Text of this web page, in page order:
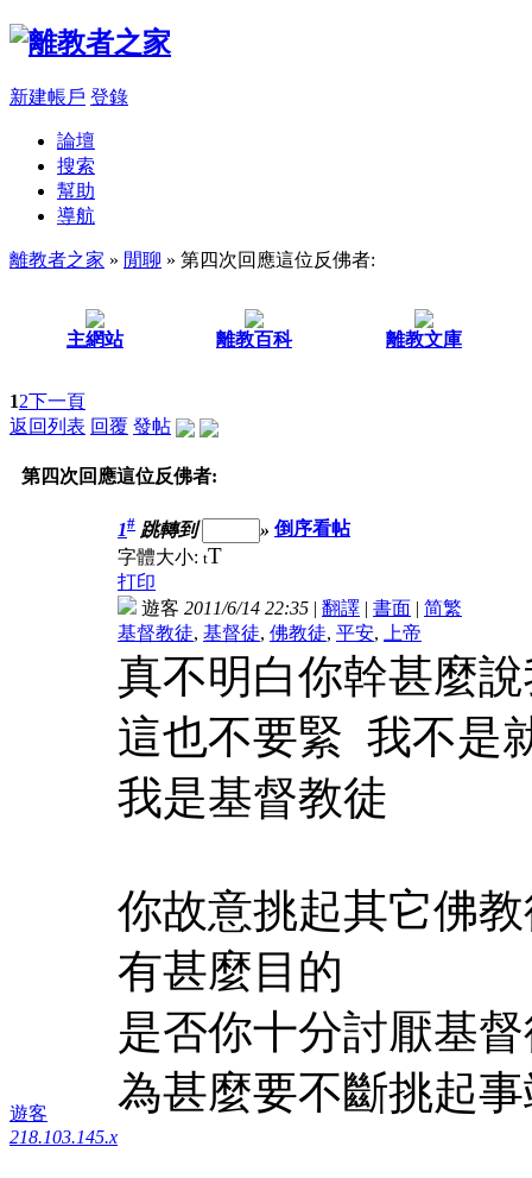
新建帳戶 登錄
論壇
搜索
幫助
導航
離教者之家 » 閒聊 » 第四次回應這位反佛者:
主網站 離教百科 離教文庫
12下一頁
返回列表 回覆 發帖
第四次回應這位反佛者:
遊客
218.103.145.x
1# 跳轉到 » 倒序看帖
字體大小: tT
打印
遊客 2011/6/14 22:35 | 翻譯 | 書面 | 简繁
基督教徒, 基督徒, 佛教徒, 平安, 上帝
真不明白你幹甚麼
這也不要緊 我不是
我是基督教徒
你故意挑起其它佛
有甚麼目的
是否你十分討厭基督
為甚麼要不斷挑起